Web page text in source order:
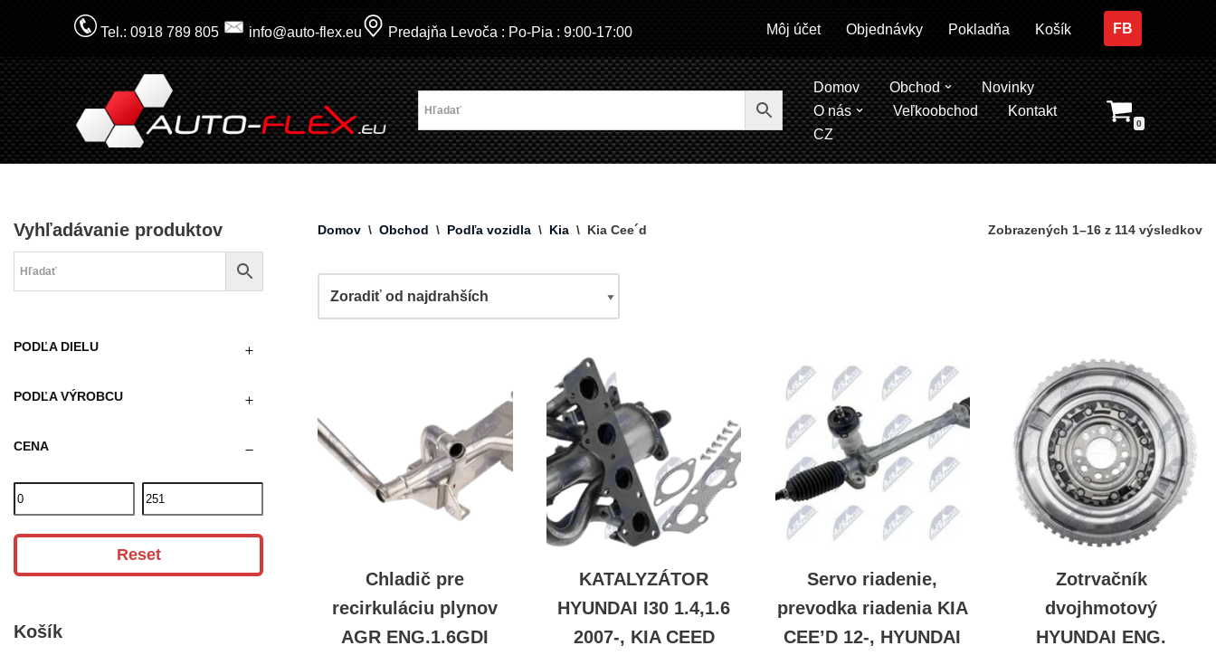
na
obsah
Tel.: 0918 789 805 info@auto-flex.eu Predajňa Levoča : Po-Pia : 9:00-17:00 Môj účet Objednávky Pokladňa Košík FB
Domov Obchod
Novinky
O nás
Veľkoobchod
Kontakt
CZ
0
Vyhľadávanie produktov
PODĽA DIELU
PODĽA VÝROBCU
CENA
Reset
Košík
Domov \ Obchod \ Podľa vozidla \ Kia \ Kia Cee´d Zobrazených 1–16 z 114 výsledkov
Chladič pre
recirkuláciu plynov
AGR ENG.1.6GDI
KATALYZÁTOR
HYUNDAI I30 1.4,1.6
2007-, KIA CEED
Servo riadenie,
prevodka riadenia KIA
CEE’D 12-, HYUNDAI
Zotrvačník
dvojhmotový
HYUNDAI ENG.